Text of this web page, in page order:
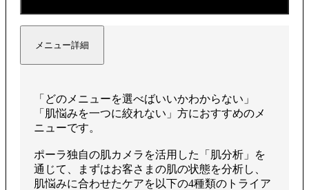
生
す
る
メニュー詳細
「どのメニューを選べばいいかわからない」
「肌悩みを一つに絞れない」方におすすめのメ
ニューです。
ポーラ独自の肌カメラを活用した「肌分析」を
通じて、まずはお客さまの肌の状態を分析し、
肌悩みに合わせたケアを以下の4種類のトライア